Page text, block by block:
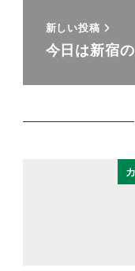
新しい投稿
今日は新宿